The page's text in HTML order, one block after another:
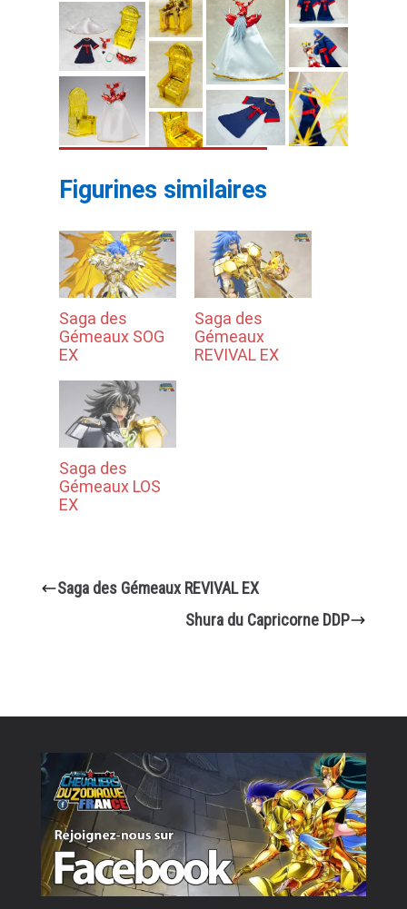
Figurines similaires
Saga des
Gémeaux SOG
EX
Saga des
Gémeaux
REVIVAL EX
Saga des
Gémeaux LOS
EX
Saga des Gémeaux REVIVAL EX
Shura du Capricorne DDP